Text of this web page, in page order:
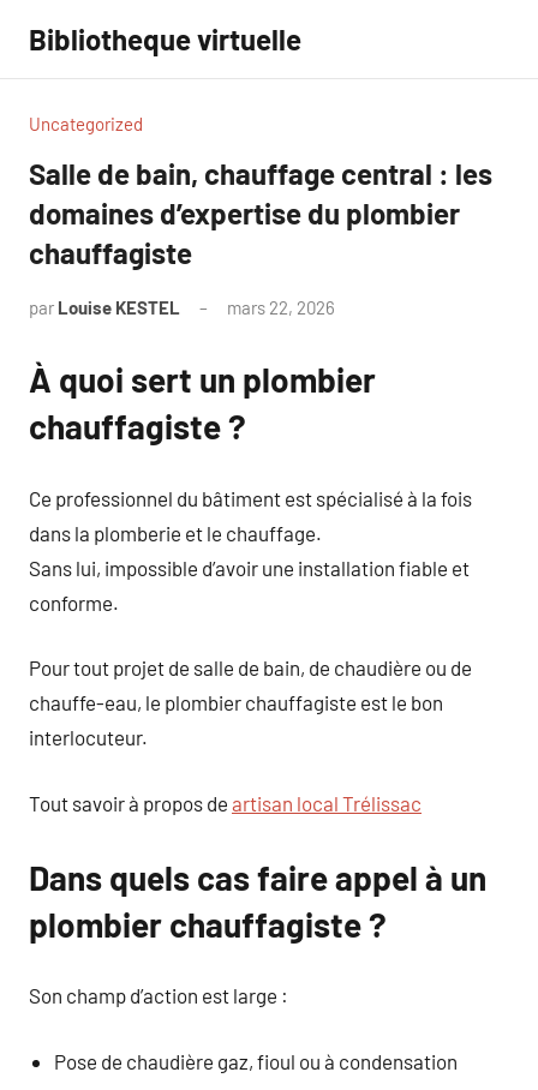
contenu
Bibliotheque virtuelle
Uncategorized
Salle de bain, chauffage central : les
domaines d’expertise du plombier
chauffagiste
par Louise KESTEL mars 22, 2026
À quoi sert un plombier
chauffagiste ?
Ce professionnel du bâtiment est spécialisé à la fois
dans la plomberie et le chauffage.
Sans lui, impossible d’avoir une installation fiable et
conforme.
Pour tout projet de salle de bain, de chaudière ou de
chauffe-eau, le plombier chauffagiste est le bon
interlocuteur.
Tout savoir à propos de artisan local Trélissac
Dans quels cas faire appel à un
plombier chauffagiste ?
Son champ d’action est large :
Pose de chaudière gaz, fioul ou à condensation